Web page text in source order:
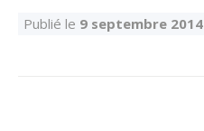
Publié le 9 septembre 2014